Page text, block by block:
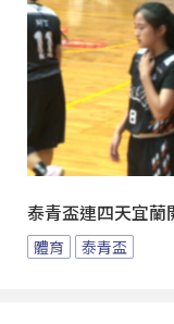
泰青盃連四天宜蘭
體育 泰青盃